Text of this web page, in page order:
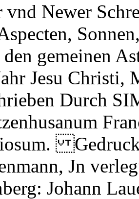
vnd Newer
den gemeinen
Jesu
Durch
Jn
Johann